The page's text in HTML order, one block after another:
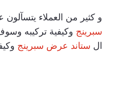
و كثير من العملاء
سبرينج وكيفية تركيبه
ال ستاند عرض سبرينج